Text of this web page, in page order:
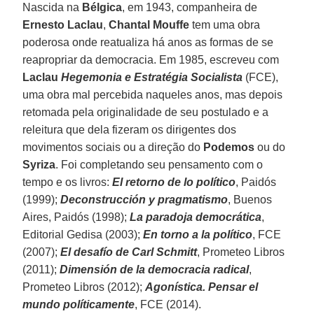
Nascida na Bélgica, em 1943, companheira de
Ernesto Laclau,Chantal Mouffe tem uma obra
poderosa onde reatualiza há anos as formas de se
reapropriar da democracia. Em 1985, escreveu com
LaclauHegemonia e Estratégia Socialista (FCE),
uma obra mal percebida naqueles anos, mas depois
retomada pela originalidade de seu postulado e a
releitura que dela fizeram os dirigentes dos
movimentos sociais ou a direção do Podemos ou do
Syriza. Foi completando seu pensamento com o
tempo e os livros:El retorno de lo político, Paidós
(1999);Deconstrucción y pragmatismo, Buenos
Aires, Paidós (1998);La paradoja democrática,
Editorial Gedisa (2003);En torno a la político, FCE
(2007);El desafío de Carl Schmitt, Prometeo Libros
(2011);Dimensión de la democracia radical,
Prometeo Libros (2012);Agonística. Pensar el
mundo políticamente, FCE (2014).